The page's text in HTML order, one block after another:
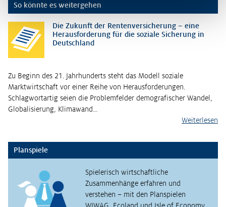
So könnte es weitergehen
Die Zukunft der Rentenversicherung – eine
Herausforderung für die soziale Sicherung in
Deutschland
Zu Beginn des 21. Jahrhunderts steht das Modell soziale
Marktwirtschaft vor einer Reihe von Herausforderungen.
Schlagwortartig seien die Problemfelder demografischer Wandel,
Globalisierung, Klimawand…
Weiterlesen
Planspiele
Spielerisch wirtschaftliche
Zusammenhänge erfahren und
verstehen – mit den Planspielen
WIWAG, Ecoland und Isle of Economy